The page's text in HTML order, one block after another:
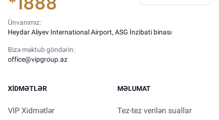
Ünvanımız:
Heydar Aliyev International Airport, ASG İnzibati binası
Bizə məktub göndərin:
office@vipgroup.az
XIDMƏTLƏR
VIP Xidmətlər
MƏLUMAT
Tez-tez verilən suallar